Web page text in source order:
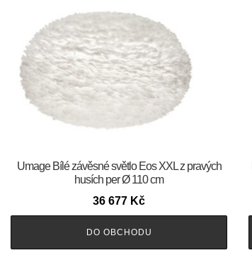
Umage Bílé závěsné světlo Eos XXL z pravých
husích per Ø 110 cm
36 677 Kč
DO OBCHODU